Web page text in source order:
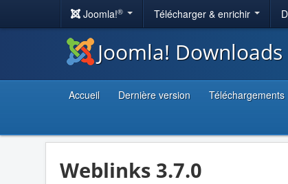
Joomla!® Télécharger & enrichir
Joomla! Downloads
Accueil Dernière version Téléchargements
Weblinks 3.7.0